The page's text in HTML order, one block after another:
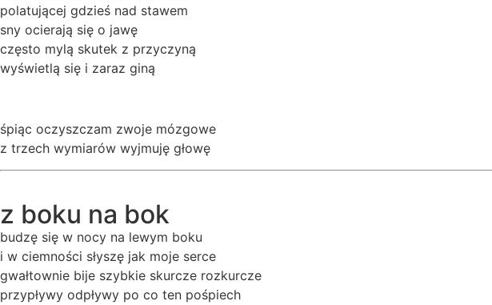
polatującej gdzieś nad stawem
sny ocierają się o jawę
często mylą skutek z przyczyną
wyświetlą się i zaraz giną
śpiąc oczyszczam zwoje mózgowe
z trzech wymiarów wyjmuję głowę
z boku na bok
budzę się w nocy na lewym boku
i w ciemności słyszę jak moje serce
gwałtownie bije szybkie skurcze rozkurcze
przypływy odpływy po co ten pośpiech